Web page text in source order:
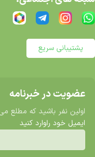
پشتیبانی سریع
عضویت در خبرنامه
اولین نفر باشید که مطلع
ایمیل خود راوارد کنید